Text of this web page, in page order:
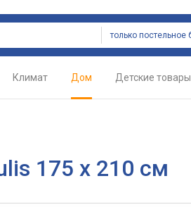
Климат Дом Детские товары
175 x 210 см